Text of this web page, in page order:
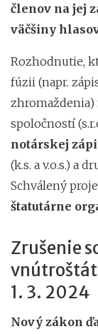
členov na jej
väčšiny
Rozhodnutie,
fúzii (napr.
spoločností
notárskej
(k.s. a v.o.s.) a
Schválený
štatutárne
Zrušenie
1. 3. 2024
Nový zákon